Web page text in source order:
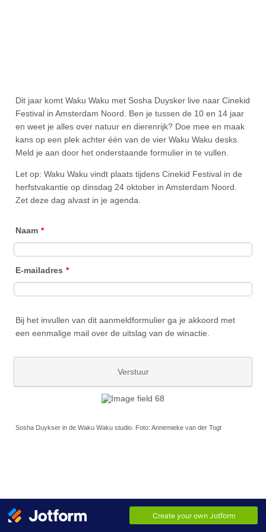
Dit jaar komt Waku Waku met Sosha Duysker live naar Cinekid
Festival in Amsterdam Noord. Ben je tussen de 10 en 14 jaar
en weet je alles over natuur en dierenrijk? Doe mee en maak
kans op een plek achter één van de vier Waku Waku desks.
Meld je aan door het onderstaande formulier in te vullen.
Let op: Waku Waku vindt plaats tijdens Cinekid Festival in de
herfstvakantie op dinsdag 24 oktober in Amsterdam Noord.
Zet deze dag alvast in je agenda.
Naam *
E-mailadres *
Bij het invullen van dit aanmeldformulier ga je akkoord met
een eenmalige mail over de uitslag van de winactie.
Verstuur
Sosha Duykser in de Waku Waku studio. Foto: Annemieke van der Togt